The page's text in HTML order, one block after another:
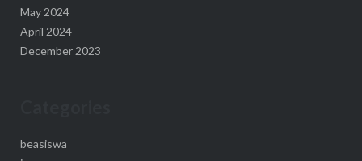
May 2024
April 2024
December 2023
beasiswa